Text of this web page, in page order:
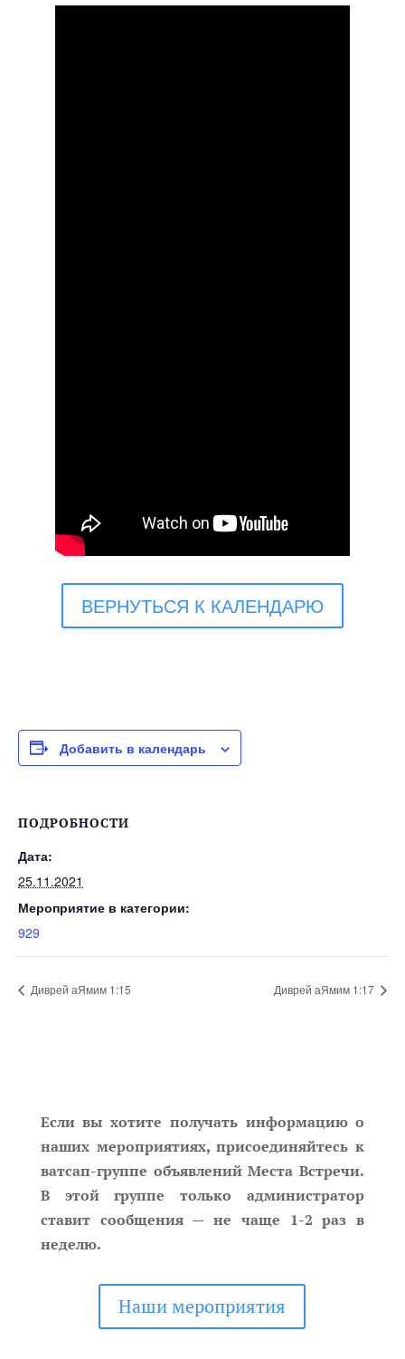
ВЕРНУТЬСЯ К КАЛЕНДАРЮ
Добавить в календарь
ПОДРОБНОСТИ
Дата:
25.11.2021
Мероприятие в категории:
929
Диврей аЯмим 1:15 Диврей аЯмим 1:17
Если вы хотите получать информацию о
наших мероприятиях, присоединяйтесь к
ватсап-группе объявлений Места Встречи.
В этой группе только администратор
ставит сообщения — не чаще 1-2 раз в
неделю.
Наши мероприятия